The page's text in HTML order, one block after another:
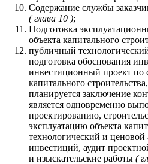
Содержание службы
( глава 10 );
Подготовка
объекта капитального
публичный
подготовка обоснования
инвестиционный проект по
капитального
планируется заключение
является одновременно
проектированию,
эксплуатацию объекта
технологический и ценовой
инвестиций, аудит
и изыскательские работы (